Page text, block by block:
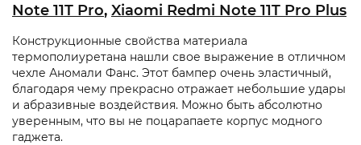
Note 11T Pro, Xiaomi Redmi Note 11T Pro Plus
Конструкционные свойства материала
термополиуретана нашли свое выражение в отличном
чехле Аномали Фанс. Этот бампер очень эластичный,
благодаря чему прекрасно отражает небольшие удары
и абразивные воздействия. Можно быть абсолютно
уверенным, что вы не поцарапаете корпус модного
гаджета.